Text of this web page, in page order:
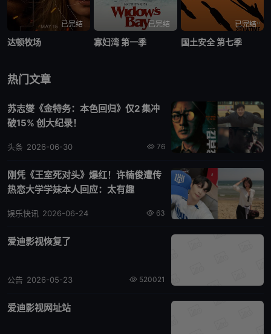
已完结
达顿牧场
已完结
寡妇湾 第一季
已完结
国土安全 第七季
热门文章
苏志燮《金特务：本色回归》仅2 集冲
破15% 创大纪录！
76
头条 2026-06-30
刚凭《王室死对头》爆红！许楠俊遭传
热恋大学学妹本人回应：太有趣
63
娱乐快讯 2026-06-24
爱迪影视恢复了
520021
公告 2026-05-23
爱迪影视网址站